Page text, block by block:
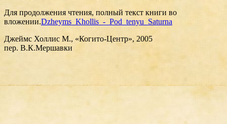
Для продолжения чтения, полный текст книги во
вложении.Dzheyms_Khollis_-_Pod_tenyu_Saturna
Джеймс Холлис М., «Когито-Центр», 2005
пер. В.К.Мершавки